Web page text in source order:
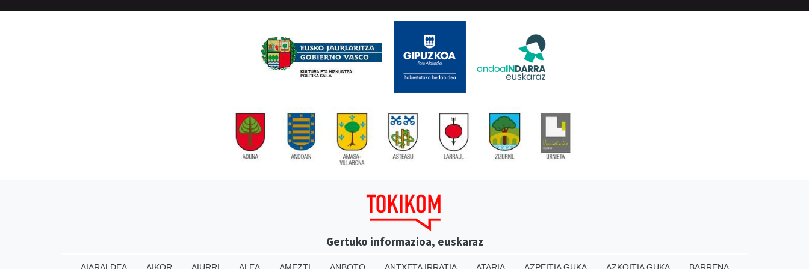
Gertuko informazioa, euskaraz